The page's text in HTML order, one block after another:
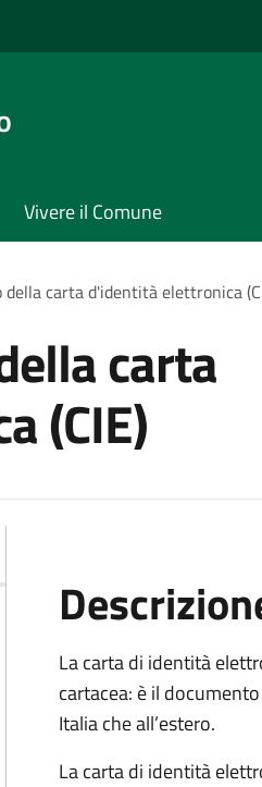
Vivere il Comune
della carta d'identità elettronica
carta
(CIE)
La carta di identità
cartacea: è il
Italia che all’estero.
La carta di identità